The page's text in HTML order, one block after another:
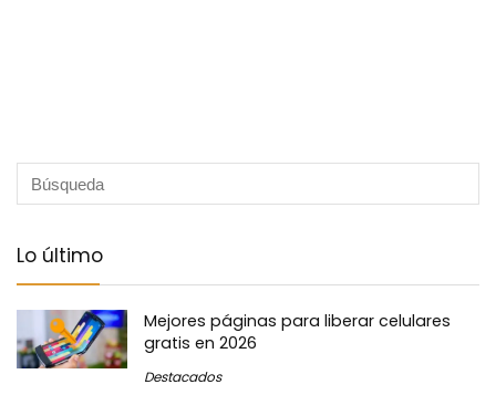
Lo último
Mejores páginas para liberar celulares
gratis en 2026
Destacados